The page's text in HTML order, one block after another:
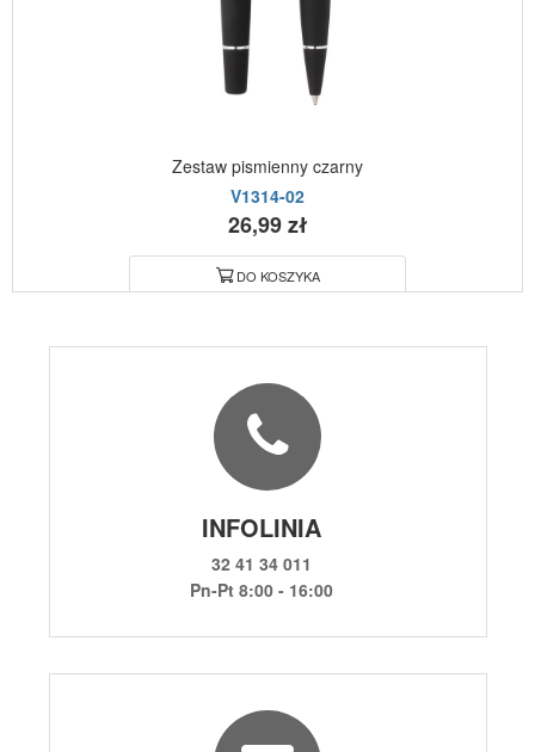
Zestaw pismienny czarny
V1314-02
26,99 zł
DO KOSZYKA
INFOLINIA
32 41 34 011
Pn-Pt 8:00 - 16:00